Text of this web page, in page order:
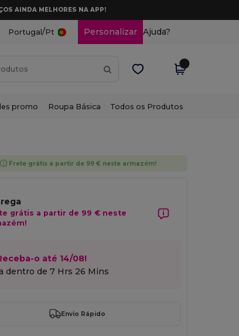
AINDA MELHORES NA APP!
Portugal /Pt Personalizar Ajuda?
promo Roupa Básica Todos os Produtos
Frete grátis a partir de 99 € neste armazém!
grátis a partir de 99 € neste
o até 14/08!
dentro de7 Hrs 26 Mins
Envio Rápido